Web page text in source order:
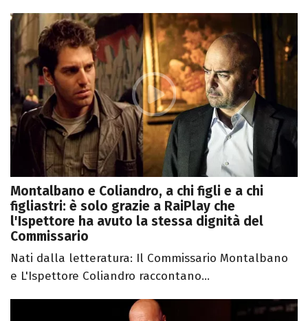
Montalbano e Coliandro, a chi figli e a chi
figliastri: è solo grazie a RaiPlay che
l'Ispettore ha avuto la stessa dignità del
Commissario
Nati dalla letteratura: Il Commissario Montalbano
e L'Ispettore Coliandro raccontano...